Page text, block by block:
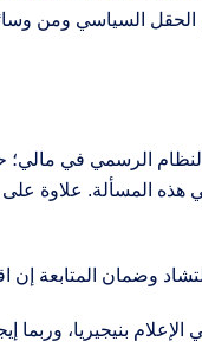
السياسي ومن
الرسمي في مالي؛
المسألة. علاوة
الإعلام بنيجيريا،